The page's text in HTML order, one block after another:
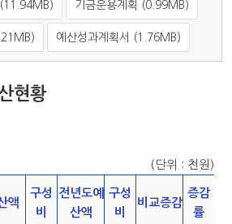
기금운용계획 (0.99MB)
예산성과계획서 (1.76MB)
현황
(단위 : 천원)
액
구성
비
전년도예
산액
구성
비
비교증감
증감
률